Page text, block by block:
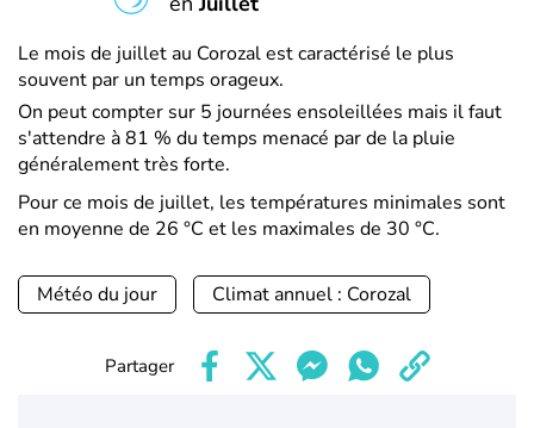
Le mois de juillet au Corozal est caractérisé le plus
souvent par un temps orageux.
On peut compter sur 5 journées ensoleillées mais il faut
s'attendre à 81 % du temps menacé par de la pluie
généralement très forte.
Pour ce mois de juillet, les températures minimales sont
en moyenne de 26 °C et les maximales de 30 °C.
Météo du jour Climat annuel : Corozal
Partager